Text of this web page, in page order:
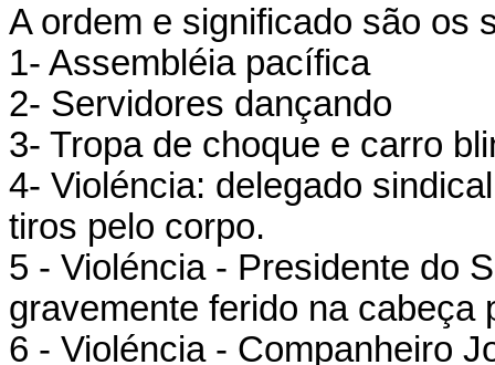
A ordem e significado são os
1- Assembléia pacífica
2- Servidores dançando
3- Tropa de choque e carro
4- Violéncia: delegado
tiros pelo corpo.
5 - Violéncia - Presidente do
gravemente ferido na cabeça
6 - Violéncia - Companheiro